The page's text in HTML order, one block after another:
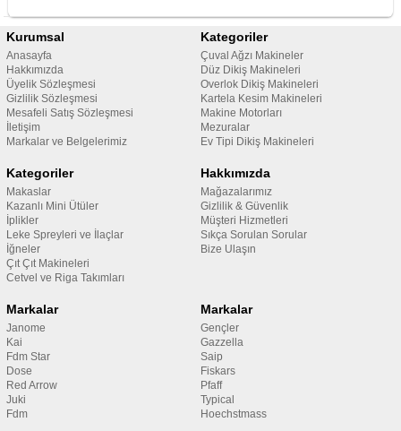
Kurumsal
Anasayfa
Hakkımızda
Üyelik Sözleşmesi
Gizlilik Sözleşmesi
Mesafeli Satış Sözleşmesi
İletişim
Markalar ve Belgelerimiz
Kategoriler
Çuval Ağzı Makineler
Düz Dikiş Makineleri
Overlok Dikiş Makineleri
Kartela Kesim Makineleri
Makine Motorları
Mezuralar
Ev Tipi Dikiş Makineleri
Kategoriler
Makaslar
Kazanlı Mini Ütüler
İplikler
Leke Spreyleri ve İlaçlar
İğneler
Çıt Çıt Makineleri
Cetvel ve Riga Takımları
Hakkımızda
Mağazalarımız
Gizlilik & Güvenlik
Müşteri Hizmetleri
Sıkça Sorulan Sorular
Bize Ulaşın
Markalar
Janome
Kai
Fdm Star
Dose
Red Arrow
Juki
Fdm
Markalar
Gençler
Gazzella
Saip
Fiskars
Pfaff
Typical
Hoechstmass